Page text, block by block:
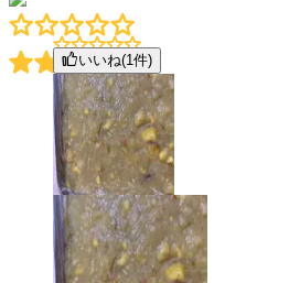
いいね(1件)